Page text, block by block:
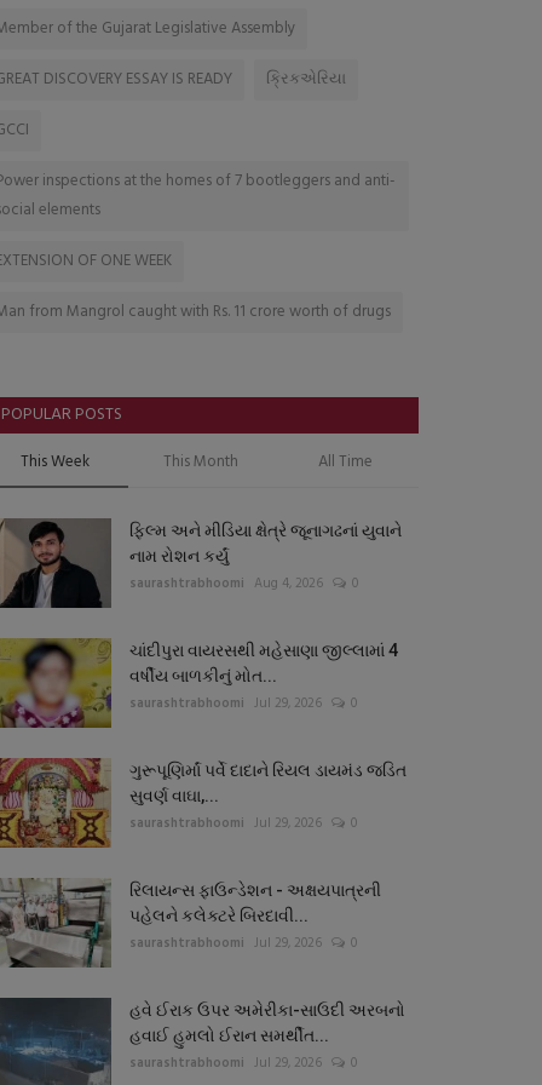
of the Gujarat Legislative Assembly
DISCOVERY ESSAY IS READY
ક્રિકએરિયા
inspections at the homes of 7 bootleggers and anti-
elements
OF ONE WEEK
from Mangrol caught with Rs. 11 crore worth of drugs
POPULAR POSTS
This Week This Month All Time
ફિલ્મ અને મીડિયા ક્ષેત્રે જૂનાગઢનાં યુવાને
નામ રોશન કર્યું
saurashtrabhoomi Aug 4, 2026 0
ચાંદીપુરા વાયરસથી મહેસાણા જીલ્લામાં 4
વર્ષીય બાળકીનું મોત...
saurashtrabhoomi Jul 29, 2026 0
ગુરૂપૂણિર્માં પર્વે દાદાને રિયલ ડાયમંડ જડિત
સુવર્ણ વાઘા,...
saurashtrabhoomi Jul 29, 2026 0
રિલાયન્સ ફાઉન્ડેશન - અક્ષયપાત્રની
પહેલને કલેક્ટરે બિરદાવી...
saurashtrabhoomi Jul 29, 2026 0
હવે ઈરાક ઉપર અમેરીકા-સાઉદી અરબનો
હવાઈ હુમલો ઈરાન સમર્થીત...
saurashtrabhoomi Jul 29, 2026 0